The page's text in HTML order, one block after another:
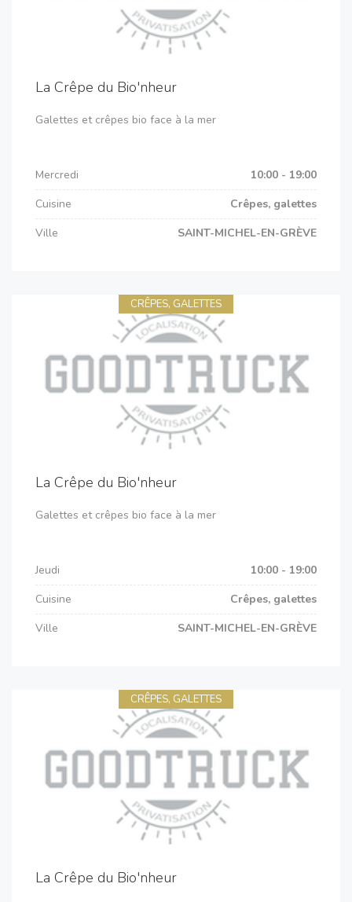
La Crêpe du Bio'nheur
Galettes et crêpes bio face à la mer
Mercredi
10:00 - 19:00
Cuisine
Crêpes, galettes
Ville
SAINT-MICHEL-EN-GRÈVE
CRÊPES, GALETTES
La Crêpe du Bio'nheur
Galettes et crêpes bio face à la mer
Jeudi
10:00 - 19:00
Cuisine
Crêpes, galettes
Ville
SAINT-MICHEL-EN-GRÈVE
CRÊPES, GALETTES
La Crêpe du Bio'nheur